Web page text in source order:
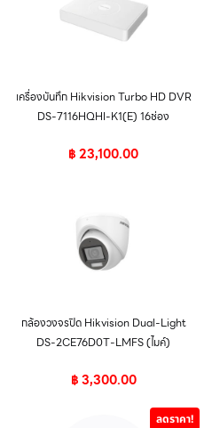
เครื่องบันทึก Hikvision Turbo HD DVR
DS-7116HQHI-K1(E) 16ช่อง
฿23,100.00
กล้องวงจรปิด Hikvision Dual-Light
DS-2CE76D0T-LMFS (ไมค์)
฿3,300.00
ลดราคา!